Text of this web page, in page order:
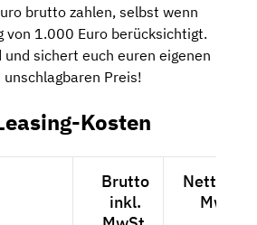
brutto zahlen, selbst wenn
von 1.000 Euro berücksichtigt.
und sichert euch euren eigenen
unschlagbaren Preis!
Kosten
Brutto
inkl.
Netto
MwSt.